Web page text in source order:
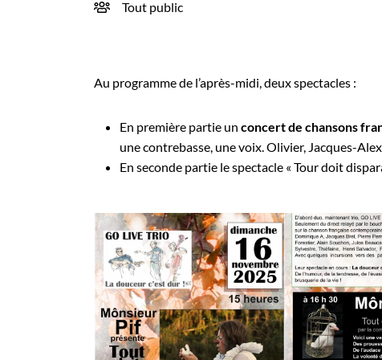
Tout public
Au programme de l’après-midi, deux spectacles :
En première partie un concert de chansons
une contrebasse, une voix. Olivier, Jacques-
En seconde partie le spectacle « Tour doit